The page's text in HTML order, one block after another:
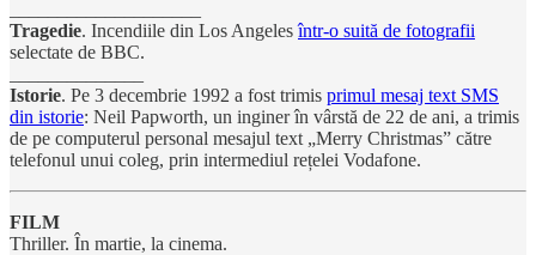
Tragedie. Incendiile din Los Angelesîntr-o suită de fotografii
selectate de BBC.
Istorie. Pe 3 decembrie 1992 a fost trimis primul mesaj text SMS
din istorie: Neil Papworth, un inginer în vârstă de 22 de ani, a trimis
de pe computerul personal mesajul text „Merry Christmas” către
telefonul unui coleg, prin intermediul rețelei Vodafone.
FILM
Thriller. În martie, la cinema.